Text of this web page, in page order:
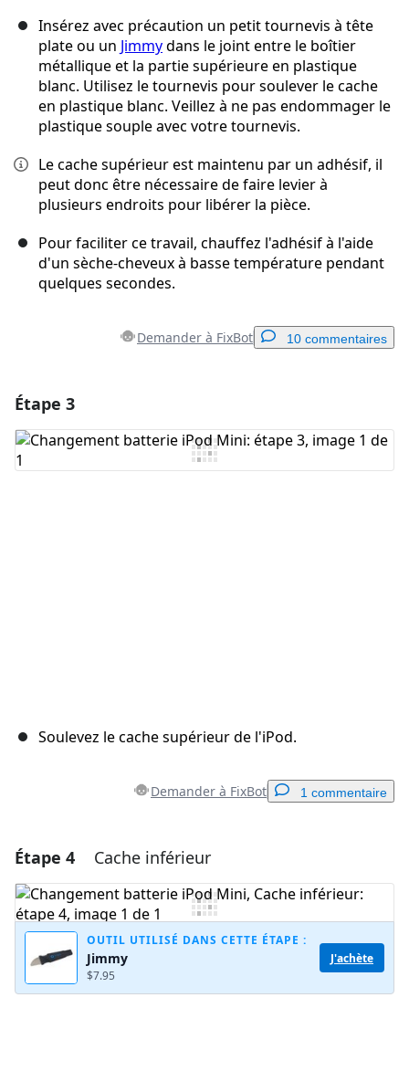
Insérez avec précaution un petit tournevis à tête
plate ou un Jimmydans le joint entre le boîtier
métallique et la partie supérieure en plastique
blanc. Utilisez le tournevis pour soulever le cache
en plastique blanc. Veillez à ne pas endommager le
plastique souple avec votre tournevis.
Le cache supérieur est maintenu par un adhésif, il
peut donc être nécessaire de faire levier à
plusieurs endroits pour libérer la pièce.
Pour faciliter ce travail, chauffez l'adhésif à l'aide
d'un sèche-cheveux à basse température pendant
quelques secondes.
Demander à FixBot 10 commentaires
Ajouter un commentaire
Étape 3
Soulevez le cache supérieur de l'iPod.
Demander à FixBot 1 commentaire
Ajouter un commentaire
Ajouter un commentaire
Étape 4 Cache inférieur
OUTIL UTILISÉ DANS CETTE ÉTAPE :
Jimmy
$7.95
J'achète